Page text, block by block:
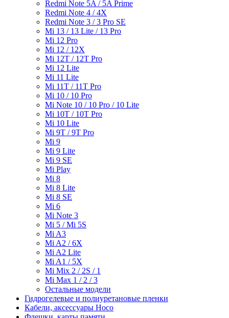
Redmi Note 5A / 5A Prime
Redmi Note 4 / 4X
Redmi Note 3 / 3 Pro SE
Mi 13 / 13 Lite / 13 Pro
Mi 12 Pro
Mi 12 / 12X
Mi 12T / 12T Pro
Mi 12 Lite
Mi 11 Lite
Mi 11T / 11T Pro
Mi 10 / 10 Pro
Mi Note 10 / 10 Pro / 10 Lite
Mi 10T / 10T Pro
Mi 10 Lite
Mi 9T / 9T Pro
Mi 9
Mi 9 Lite
Mi 9 SE
Mi Play
Mi 8
Mi 8 Lite
Mi 8 SE
Mi 6
Mi Note 3
Mi 5 / Mi 5S
Mi A3
Mi A2 / 6X
Mi A2 Lite
Mi A1 / 5X
Mi Mix 2 / 2S / 1
Mi Max 1 / 2 / 3
Остальные модели
Гидрогелевые и полиуретановые пленки
Кабели, аксессуары Hoco